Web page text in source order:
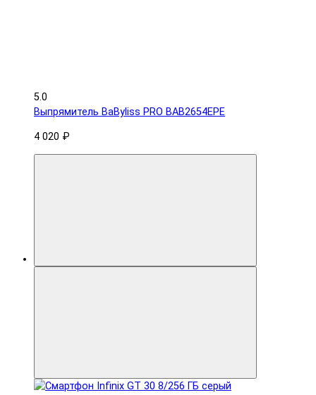
5.0
Выпрямитель BaByliss PRO BAB2654EPE
4 020 ₽